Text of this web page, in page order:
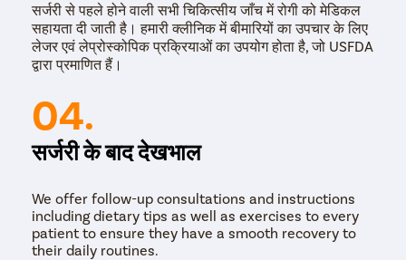
सर्जरी से पहले होने वाली सभी चिकित्सीय जाँच में रोगी को मेडिकल
सहायता दी जाती है। हमारी क्लीनिक में बीमारियों का उपचार के लिए
लेजर एवं लेप्रोस्कोपिक प्रक्रियाओं का उपयोग होता है, जो USFDA
द्वारा प्रमाणित हैं।
04.
सर्जरी के बाद देखभाल
We offer follow-up consultations and instructions
including dietary tips as well as exercises to every
patient to ensure they have a smooth recovery to
their daily routines.